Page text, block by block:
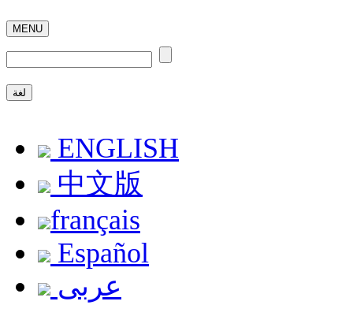
MENU
لغة
ENGLISH
中文版
français
Español
عربى